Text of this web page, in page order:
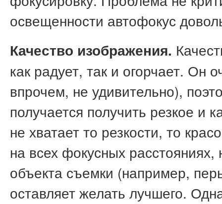
освещенности автофокус
Качество изображения.
как радует, так и огорчает. Он
впрочем, не удивительно),
получается получить резкое и
не хватает то резкости, то
на всех фокусных
объекта съемки (например,
оставляет желать лучшего.